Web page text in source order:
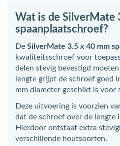
Wat is de SilverMate
spaanplaatschroef?
De SilverMate 3.5 x 40 mm
kwaliteitsschroef voor
delen stevig bevestigd
lengte grijpt de schroef goed
mm diameter geschikt is voor
Deze uitvoering is voorzien
dat de schroef over de lengte
Hierdoor ontstaat extra
verschillende houtsoorten.